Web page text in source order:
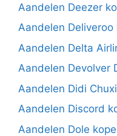
Aandelen Deezer
Aandelen Deliveroo
Aandelen Delta
Aandelen Devolver
Aandelen Didi
Aandelen Discord
Aandelen Dole